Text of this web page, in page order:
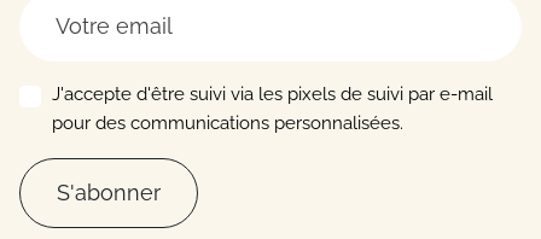
J'accepte d'être suivi via les pixels de suivi par e-mail
pour des communications personnalisées.
S'abonner